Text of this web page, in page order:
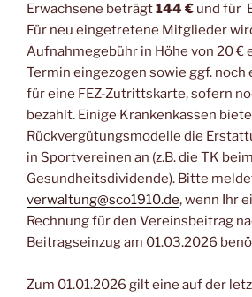
Erwachsene beträgt144 € und für
Für neu eingetretene Mitglieder
Aufnahmegebühr in Höhe von 20 €
Termin eingezogen sowie ggf. noch
für eine FEZ-Zutrittskarte, sofern
bezahlt. Einige Krankenkassen
Rückvergütungsmodelle die
in Sportvereinen an (z.B. die TK
Gesundheitsdividende). Bitte
verwaltung@sco1910.de, wenn Ihr
Rechnung für den Vereinsbeitrag
Beitragseinzug am 01.03.2026
Zum 01.01.2026 gilt eine auf der